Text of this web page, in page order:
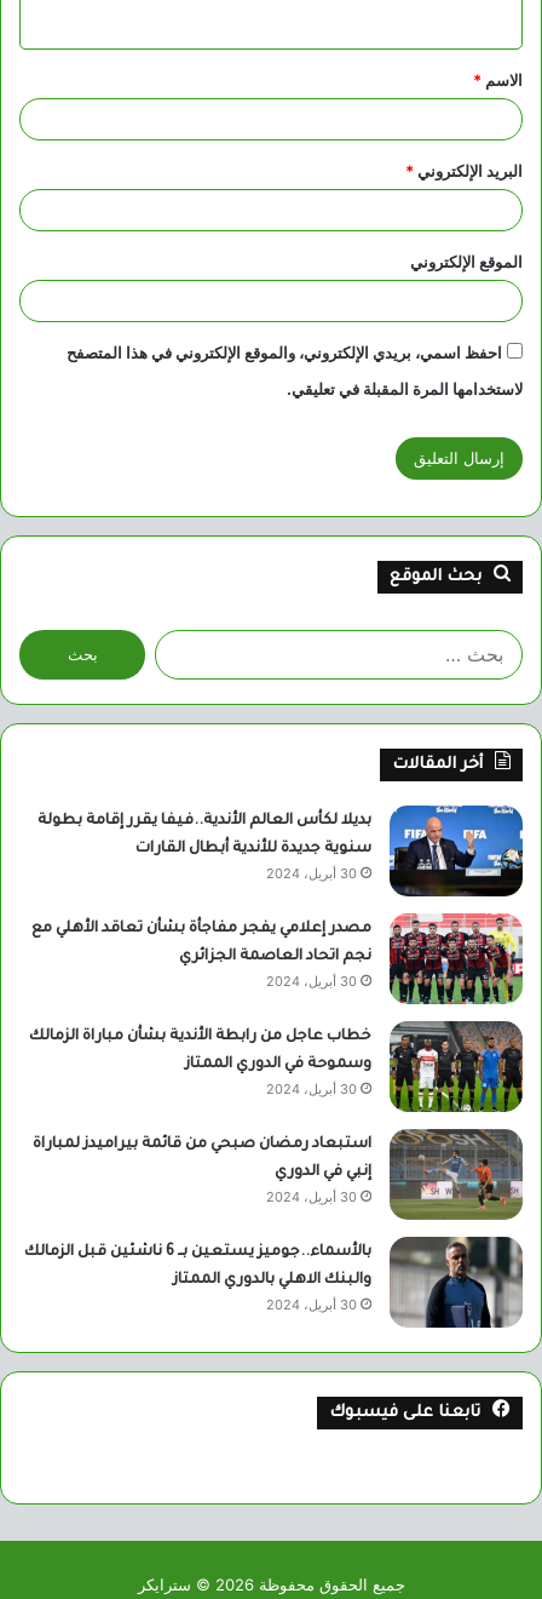
ق
*
الاسم *
البريد الإلكتروني*
الموقع الإلكتروني
احفظ اسمي، بريدي الإلكتروني، والموقع الإلكتروني في هذا المتصفح
لاستخدامها المرة المقبلة في تعليقي.
بحث الموقع
البحث
عن:
أخر المقالات
بديلا لكأس العالم الأندية..فيفا يقرر إقامة بطولة
سنوية جديدة للأندية أبطال القارات
30 أبريل، 2024
مصدر إعلامي يفجر مفاجأة بشأن تعاقد الأهلي مع
نجم اتحاد العاصمة الجزائري
30 أبريل، 2024
خطاب عاجل من رابطة الأندية بشأن مباراة الزمالك
وسموحة في الدوري الممتاز
30 أبريل، 2024
استبعاد رمضان صبحي من قائمة بيراميدز لمباراة
إنبي في الدوري
30 أبريل، 2024
بالأسماء..جوميز يستعين بــ 6 ناشئين قبل الزمالك
والبنك الاهلي بالدوري الممتاز
30 أبريل، 2024
تابعنا على فيسبوك
جميع الحقوق محفوظة 2026 © سترايكر